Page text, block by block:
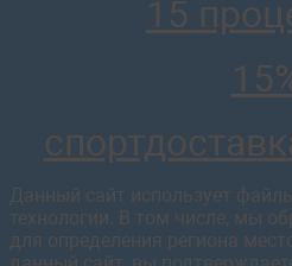
15
Данный сайт использует
технологии. В том числе, мы
для определения региона